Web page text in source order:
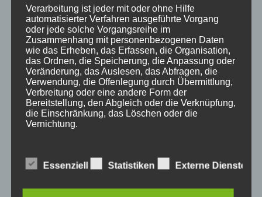
Angebote
Bergbahnen
Bewertung
E-Bike
Empfehlung
Ferienwohnungen
FIS Nordische Ski WM
Gäste
Gesundheit
Info
Verarbeitung ist jeder mit oder ohne Hilfe
automatisierter Verfahren ausgeführte Vorgang
oder jede solche Vorgangsreihe im
Zusammenhang mit personenbezogenen Daten
wie das Erheben, das Erfassen, die Organisation,
das Ordnen, die Speicherung, die Anpassung oder
Veränderung, das Auslesen, das Abfragen, die
Verwendung, die Offenlegung durch Übermittlung,
Verbreitung oder eine andere Form der
Bereitstellung, den Abgleich oder die Verknüpfung,
die Einschränkung, das Löschen oder die
Vernichtung.
d) Einschränkung der Verarbeitung
Essenziell Statistiken Externe Dienste